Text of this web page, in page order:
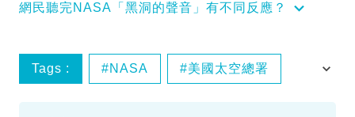
網民聽完NASA「黑洞的聲音」有不同反應？
Tags : NASA 美國太空總署